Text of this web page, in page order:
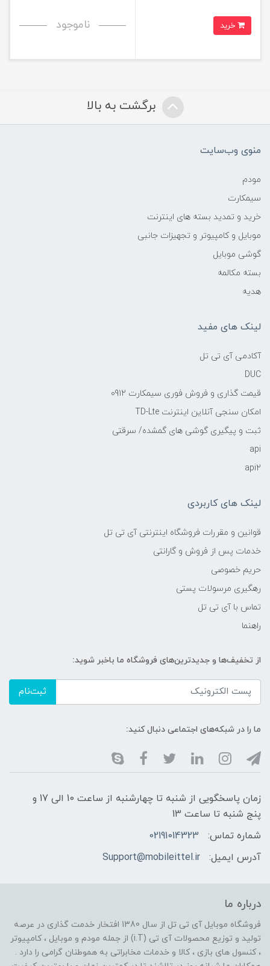
ناموجود
برگشت به بالا
منوی وب‌سایت
مودم
سیمکارت
خرید و تمدید بسته های اینترنت
موبایل و کامپیوتر و تجهیزات جانبی
گوشی موبایل
بسته مکالمه
هدیه
لینک های مفید
آکادمی آی تی تل
DUC
قیمت گذاری و فروش فوری سیمکارت 0912
امکان سنجی آنلاین اینترنت TD-Lte
ثبت و پیگیری گوشی های گمشده/ سرقتی
api
api2
لینک های کاربردی
قوانین و مقررات فروشگاه اینترنتی آی تی تل
خدمات پس از فروش و گارانتی
حریم خصوصی
رهگیری مرسولات پستی
تماس با آی تی تل
راهنما
از تخفیف‌ها و جدیدترین‌های فروشگاه ما باخبر شوید:
ثبت‌نام
ما را در شبکه‌های اجتماعی دنبال کنید:
زمان پاسخگویی از شنبه تا چهارشنبه از ساعت 10 الی 17 و
پنج شنبه تا ساعت 13
شماره تماس:
02191014323
آدرس ایمیل:
Support@mobileittel.ir
درباره ما
فروشگاه موبایل آی تی تل از سال 1380 افتخار خدمت گذاری در عرصه
تولید و توزیع محصولات آی تی (i.T) از جمله مودم و موبایل ، کامپیوتر
، کنسول های بازی ، کالا و خدمات مخابراتی به هموطنان گرامی را دارد .